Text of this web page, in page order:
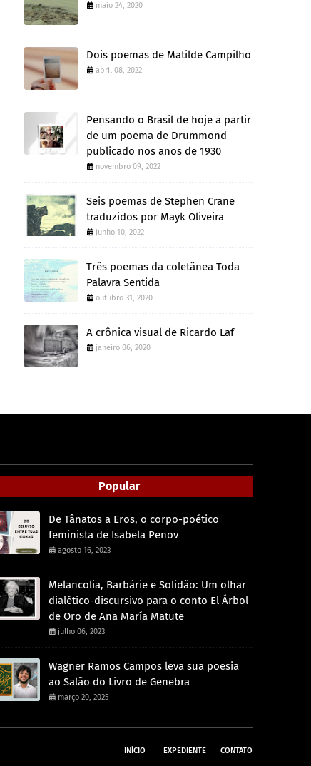
maio 24, 2020
Dois poemas de Matilde Campilho
abril 08, 2022
Pensando o Brasil de hoje a partir
de um poema de Drummond
publicado nos anos de 1930
novembro 09, 2022
Seis poemas de Stephen Crane
traduzidos por Mayk Oliveira
junho 10, 2022
Três poemas da coletânea Toda
Palavra Sentida
outubro 31, 2020
A crônica visual de Ricardo Laf
janeiro 06, 2020
Popular
De Tânatos a Eros, o corpo-poético
feminista de Isabela Penov
agosto 16, 2023
Melancolia, Barbárie e Solidão: Um olhar
dialético-discursivo para o conto El Árbol
de Oro de Ana María Matute
julho 06, 2023
Wagner Ramos Campos leva sua poesia
ao Salão do Livro de Genebra
março 20, 2025
INÍCIO EXPEDIENTE CONTATO